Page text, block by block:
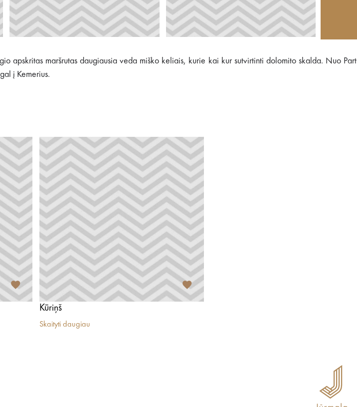
apskritas maršrutas daugiausia veda miško keliais, kurie kai kur sutvirtinti dolomito skalda. Nuo
į Kemerius.
Kūriņš
Skaityti daugiau